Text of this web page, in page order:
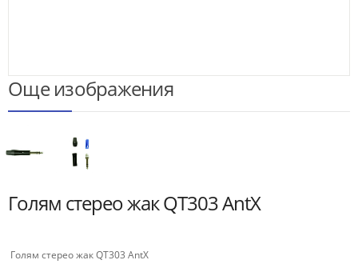
Още изображения
Голям стерео жак QT303 AntX
Голям стерео жак QT303 AntX